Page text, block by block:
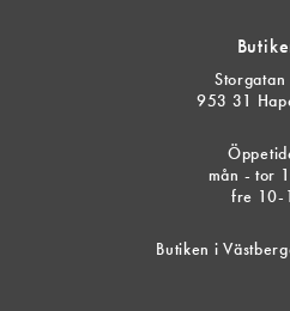
953 31
mån - tor
fre 10-
Butiken i